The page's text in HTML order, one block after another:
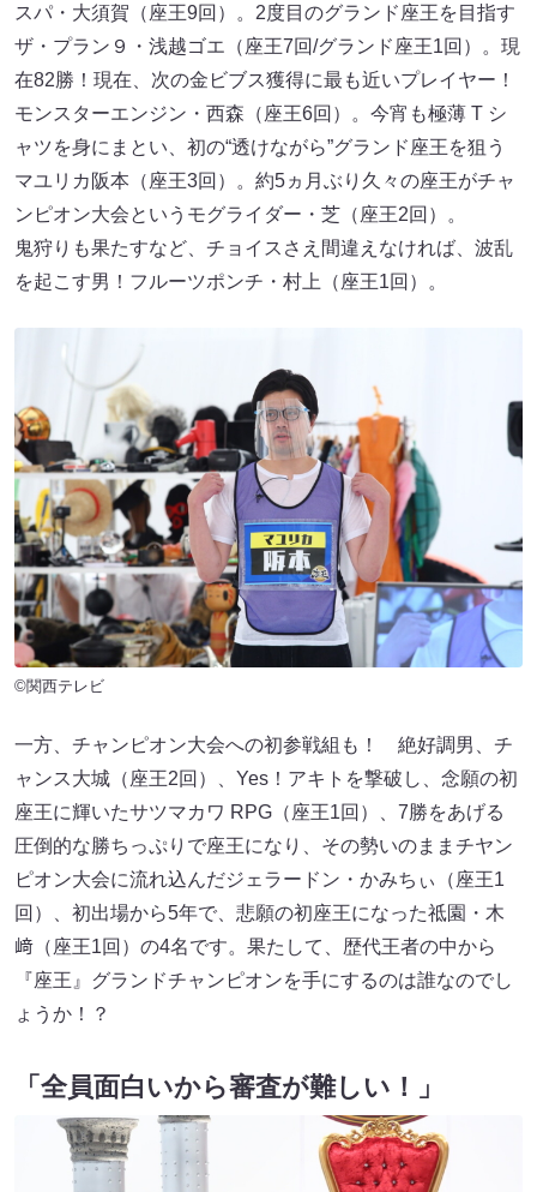
スパ・大須賀（座王9回）。2度目のグランド座王を目指す
ザ・プラン９・浅越ゴエ（座王7回/グランド座王1回）。現
在82勝！現在、次の金ビブス獲得に最も近いプレイヤー！
モンスターエンジン・西森（座王6回）。今宵も極薄 T シ
ャツを身にまとい、初の“透けながら”グランド座王を狙う
マユリカ阪本（座王3回）。約5ヵ月ぶり久々の座王がチャ
ンピオン大会というモグライダー・芝（座王2回）。
鬼狩りも果たすなど、チョイスさえ間違えなければ、波乱
を起こす男！フルーツポンチ・村上（座王1回）。
©関西テレビ
一方、チャンピオン大会への初参戦組も！ 絶好調男、チ
ャンス大城（座王2回）、Yes！アキトを撃破し、念願の初
座王に輝いたサツマカワ RPG（座王1回）、7勝をあげる
圧倒的な勝ちっぷりで座王になり、その勢いのままチヤン
ピオン大会に流れ込んだジェラードン・かみちぃ（座王1
回）、初出場から5年で、悲願の初座王になった祗園・木
﨑（座王1回）の4名です。果たして、歴代王者の中から
『座王』グランドチャンピオンを手にするのは誰なのでし
ょうか！？
「全員面白いから審査が難しい！」